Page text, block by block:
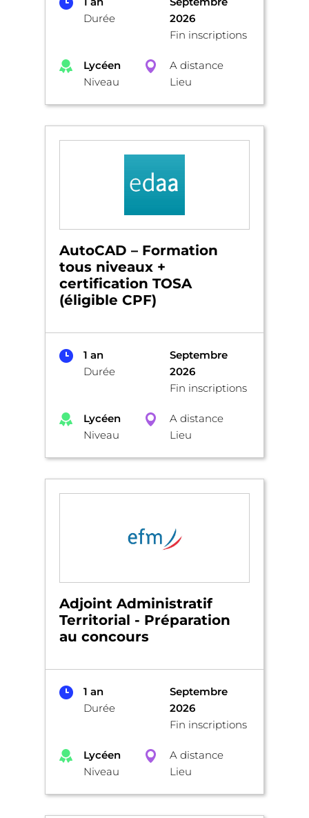
Durée
2026
Fin inscriptions
Lycéen
Niveau
A distance
Lieu
AutoCAD – Formation
tous niveaux +
certification TOSA
(éligible CPF)
1 an
Durée
Septembre
2026
Fin inscriptions
Lycéen
Niveau
A distance
Lieu
Adjoint Administratif
Territorial - Préparation
au concours
1 an
Durée
Septembre
2026
Fin inscriptions
Lycéen
Niveau
A distance
Lieu